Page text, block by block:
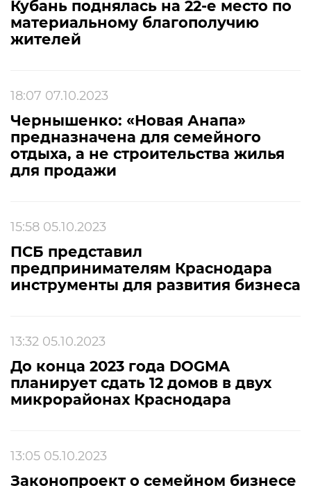
Кубань поднялась на 22-е место по
материальному благополучию
жителей
18:07 07.10.2023
Чернышенко: «Новая Анапа»
предназначена для семейного
отдыха, а не строительства жилья
для продажи
15:58 05.10.2023
ПСБ представил
предпринимателям Краснодара
инструменты для развития бизнеса
13:32 05.10.2023
До конца 2023 года DOGMA
планирует сдать 12 домов в двух
микрорайонах Краснодара
13:05 05.10.2023
Законопроект о семейном бизнесе